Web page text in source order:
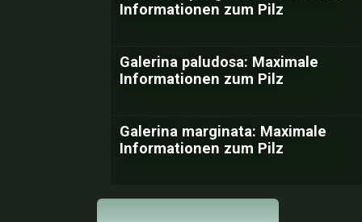
Informationen zum Pilz
Galerina paludosa: Maximale
Informationen zum Pilz
Galerina marginata: Maximale
Informationen zum Pilz